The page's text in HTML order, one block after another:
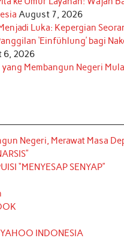
August 7, 2026
Luka: Kepergian
‘Einfühlung’ bagi
6, 2026
Membangun Negeri
Negeri, Merawat Masa
“MENYESAP SENYAP”
INDONESIA